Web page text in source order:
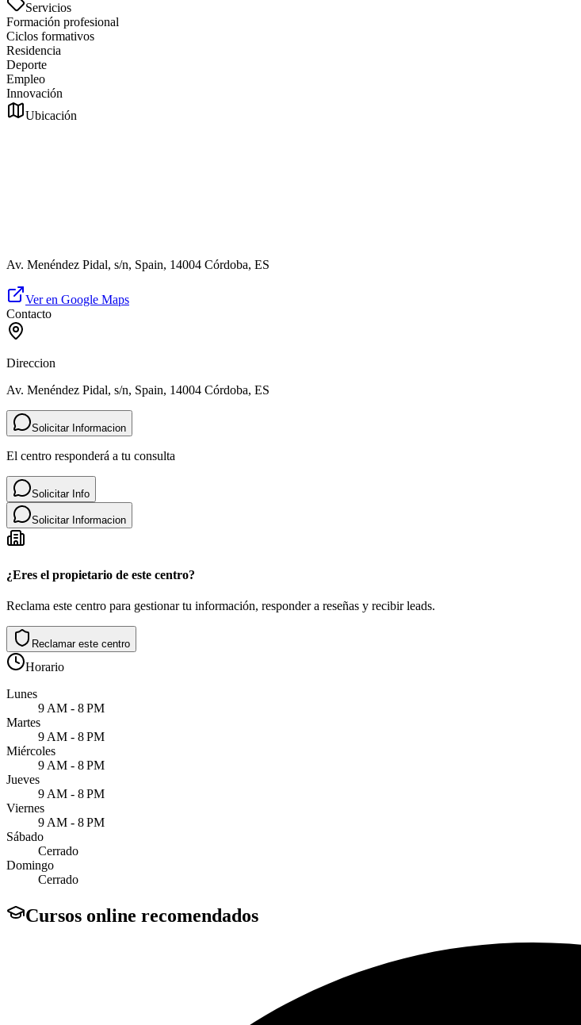
Servicios
Formación profesional
Ciclos formativos
Residencia
Deporte
Empleo
Innovación
Ubicación
Av. Menéndez Pidal, s/n, Spain, 14004 Córdoba, ES
Ver en Google Maps
Contacto
Direccion
Av. Menéndez Pidal, s/n, Spain, 14004 Córdoba, ES
Solicitar Informacion
El centro responderá a tu consulta
Solicitar Info
Solicitar Informacion
¿Eres el propietario de este centro?
Reclama este centro para gestionar tu información, responder a reseñas y recibir leads.
Reclamar este centro
Horario
Lunes
9 AM - 8 PM
Martes
9 AM - 8 PM
Miércoles
9 AM - 8 PM
Jueves
9 AM - 8 PM
Viernes
9 AM - 8 PM
Sábado
Cerrado
Domingo
Cerrado
Cursos online recomendados